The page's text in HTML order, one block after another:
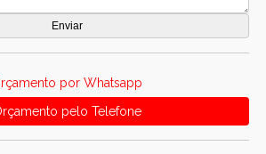
por Whatsapp
pelo Telefone